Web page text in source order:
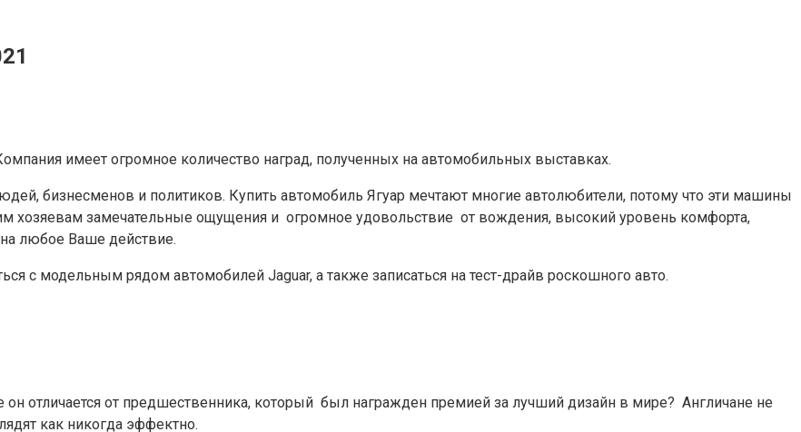
имеет огромное количество наград, полученных на автомобильных выставках.
бизнесменов и политиков. Купить автомобиль Ягуар мечтают многие автолюбители, потому что эти машины
хозяевам замечательные ощущения и огромное удовольствие от вождения, высокий уровень комфорта,
любое Ваше действие.
с модельным рядом автомобилей Jaguar, а также записаться на тест-драйв роскошного авто.
отличается от предшественника, который был награжден премией за лучший дизайн в мире? Англичане не
как никогда эффектно.